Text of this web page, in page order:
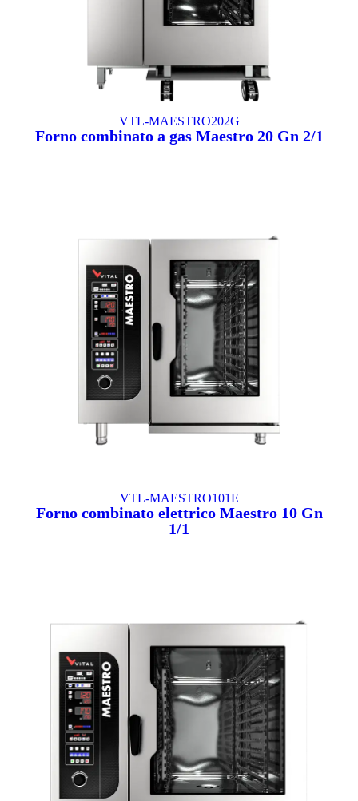
VTL-MAESTRO202G
Forno combinato a gas Maestro 20 Gn 2/1
VTL-MAESTRO101E
Forno combinato elettrico Maestro 10 Gn
1/1